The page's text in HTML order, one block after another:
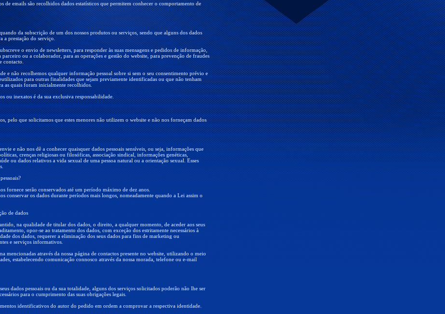
de emails são recolhidos dados estatísticos que permitem conhecer o comportamento de
da subscrição de um dos nossos produtos ou serviços, sendo que alguns dos dados
a prestação do serviço.
o envio de newsletters, para responder às suas mensagens e pedidos de informação,
ou a colaborador, para as operações e gestão do website, para prevenção de fraudes
contacto.
e não recolhemos qualquer informação pessoal sobre si sem o seu consentimento prévio e
para outras finalidades que sejam previamente identificadas ou que não tenham
as quais foram inicialmente recolhidos.
ou inexatos é da sua exclusiva responsabilidade.
pelo que solicitamos que estes menores não utilizem o website e não nos forneçam dados
e não nos dê a conhecer quaisquer dados pessoais sensíveis, ou seja, informações que
crenças religiosas ou filosóficas, associação sindical, informações genéticas,
ou dados relativos a vida sexual de uma pessoa natural ou a orientação sexual. Esses
fornece serão conservados até um período máximo de dez anos.
conservar os dados durante períodos mais longos, nomeadamente quando a Lei assim o
de dados
na qualidade de titular dos dados, o direito, a qualquer momento, de aceder aos seus
opor-se ao tratamento dos dados, com exceção dos estritamente necessários à
dos dados, requerer a eliminação dos seus dados para fins de marketing ou
e serviços informativos.
mencionadas através da nossa página de contactos presente no website, utilizando o meio
estabelecendo comunicação connosco através da nossa morada, telefone ou e-mail
dados pessoais ou da sua totalidade, alguns dos serviços solicitados poderão não lhe ser
para o cumprimento das suas obrigações legais.
identificativos do autor do pedido em ordem a comprovar a respectiva identidade.